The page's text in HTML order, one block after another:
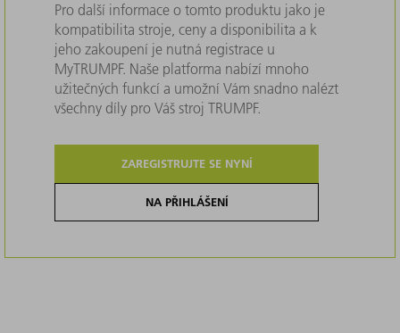
Pro další informace o tomto produktu jako je
kompatibilita stroje, ceny a disponibilita a k
jeho zakoupení je nutná registrace u
MyTRUMPF. Naše platforma nabízí mnoho
užitečných funkcí a umožní Vám snadno nalézt
všechny díly pro Váš stroj TRUMPF.
ZAREGISTRUJTE SE NYNÍ
NA PŘIHLÁŠENÍ